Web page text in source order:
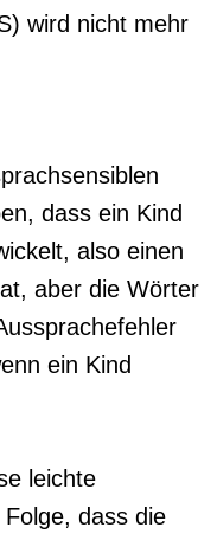
wird nicht mehr
dass ein Kind
also einen
aber die Wörter
ein Kind
leichte
dass die